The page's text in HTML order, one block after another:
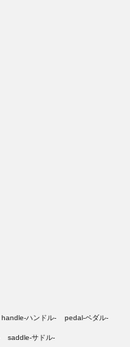
handle-ハンドル- pedal-ペダル-
saddle-サドル-